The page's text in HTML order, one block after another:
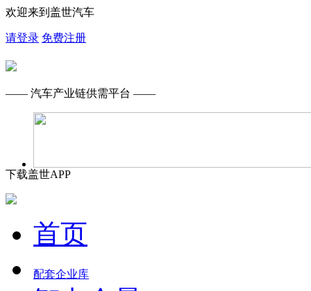
欢迎来到盖世汽车
请登录 免费注册
—— 汽车产业链供需平台 ——
下载盖世APP
首页
配套企业库